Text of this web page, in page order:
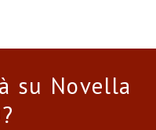
su Novella